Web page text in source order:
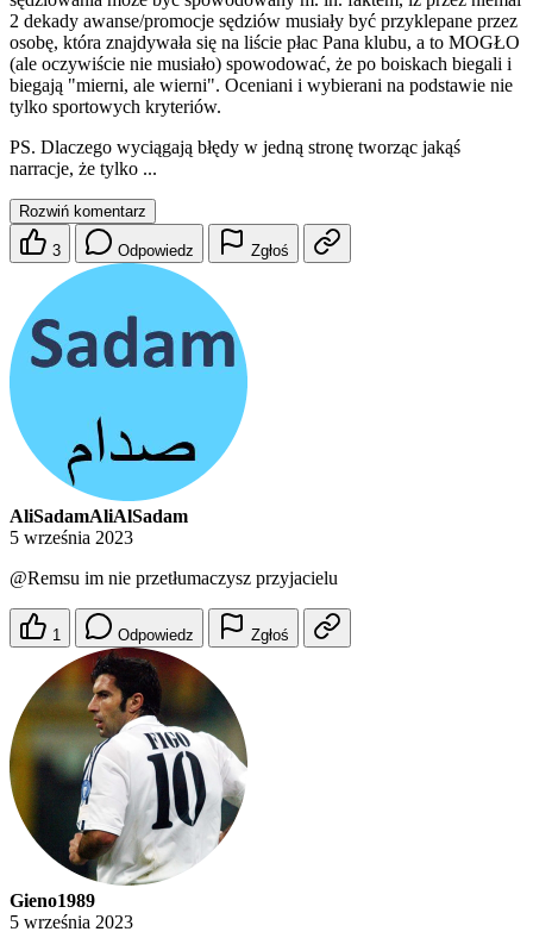
2 dekady awanse/promocje sędziów musiały być przyklepane przez
osobę, która znajdywała się na liście płac Pana klubu, a to MOGŁO
(ale oczywiście nie musiało) spowodować, że po boiskach biegali i
biegają "mierni, ale wierni". Oceniani i wybierani na podstawie nie
tylko sportowych kryteriów.
PS. Dlaczego wyciągają błędy w jedną stronę tworząc jakąś
narracje, że tylko ...
Rozwiń komentarz
3 Odpowiedz Zgłoś
AliSadamAliAlSadam
5 września 2023
@Remsu im nie przetłumaczysz przyjacielu
1 Odpowiedz Zgłoś
Gieno1989
5 września 2023